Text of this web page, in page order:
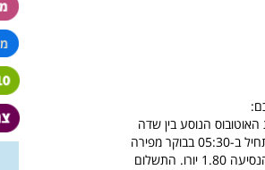
הנוסע בין שדה
התעופה לבירת האי פירה. האוטובוס יוצא בערך כל שעה. לוח זמנים מדוייק יש בתחנה. מתחיל ב-05:30 בבוקר מפירה
אל השדה והאחרון יוצא מהשדה אל פירה ב-22:20 בערב. משך הנסיעה 10 דקות ועלות הנסיעה 1.80 יורו. התשלום